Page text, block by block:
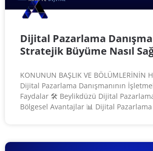
Dijital Pazarlama
Stratejik Büyüme Nasıl
KONUNUN BAŞLIK VE BÖLÜMLERİNİN
Dijital Pazarlama Danışmanının
Faydalar 🛠️ Beylikdüzü Dijital
Bölgesel Avantajlar 📊 Dijital Pazarlama